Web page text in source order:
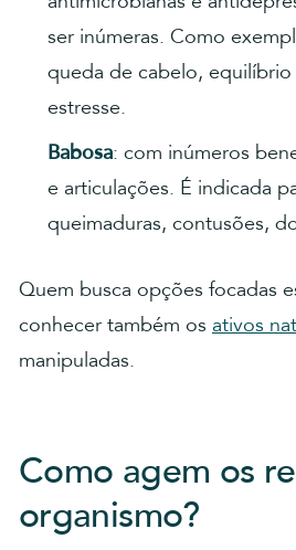
ser inúmeras. Como
queda de cabelo,
estresse.
Babosa: com inúmeros
e articulações. É indicada
queimaduras, contusões,
Quem busca opções focadas
conhecer também os ativos
manipuladas.
Como agem os
organismo?